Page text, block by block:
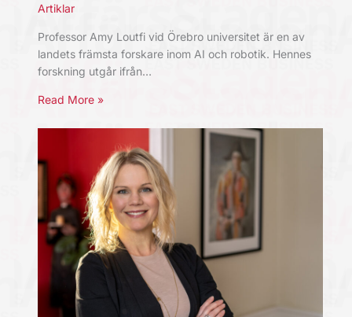
Artiklar
Professor Amy Loutfi vid Örebro universitet är en av
landets främsta forskare inom AI och robotik. Hennes
forskning utgår ifrån…
Read More »